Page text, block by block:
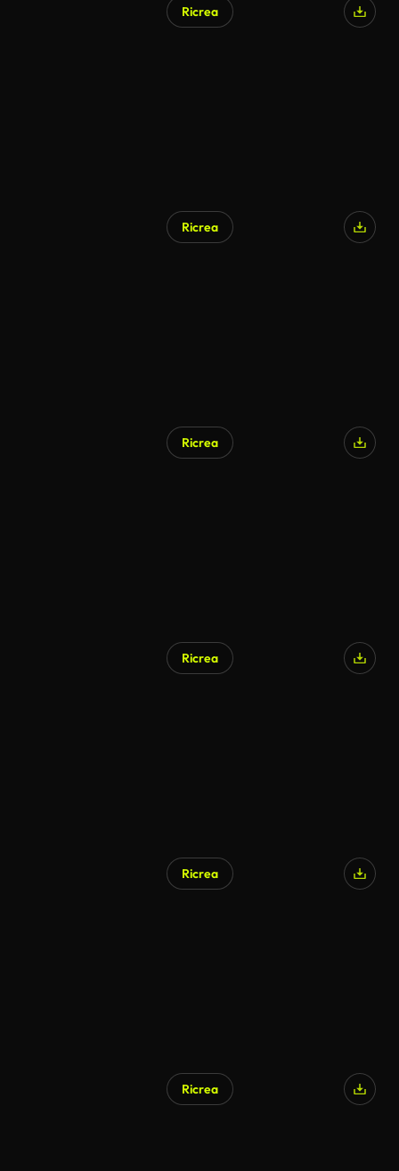
Ricrea
Ricrea
Ricrea
Ricrea
Ricrea
Ricrea